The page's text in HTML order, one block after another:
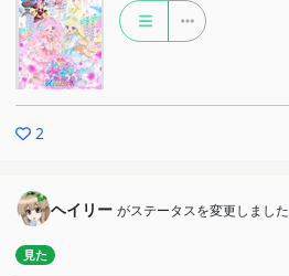
2
ヘイリー がステータスを変更しました
見た